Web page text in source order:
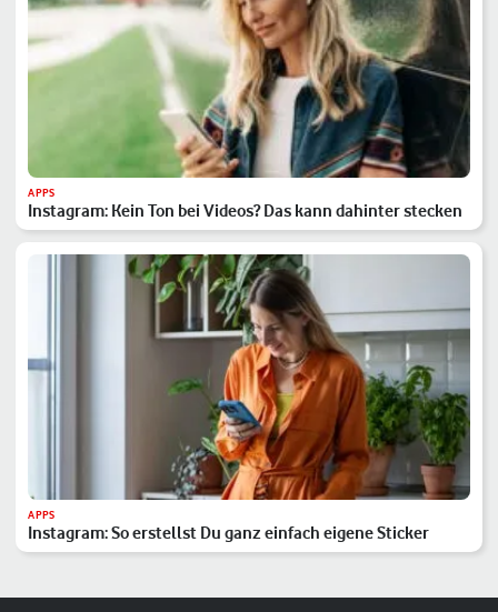
APPS
Instagram: Kein Ton bei Videos? Das kann dahinter stecken
APPS
Instagram: So erstellst Du ganz einfach eigene Sticker